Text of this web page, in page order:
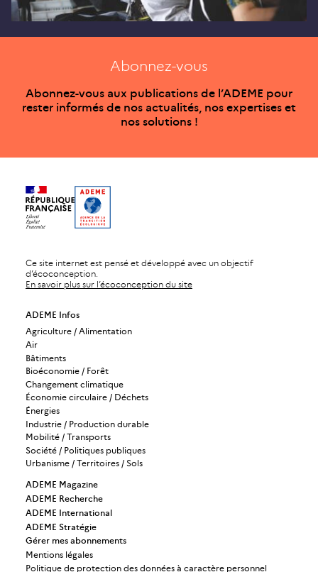
Abonnez-vous
Abonnez-vous aux publications de l’ADEME pour
rester informés de nos actualités, nos expertises et
nos solutions !
Ce site internet est pensé et développé avec un objectif
d’écoconception.
En savoir plus sur l’écoconception du site
ADEME Infos
Agriculture / Alimentation
Air
Bâtiments
Bioéconomie / Forêt
Changement climatique
Économie circulaire / Déchets
Énergies
Industrie / Production durable
Mobilité / Transports
Société / Politiques publiques
Urbanisme / Territoires / Sols
ADEME Magazine
ADEME Recherche
ADEME International
ADEME Stratégie
Gérer mes abonnements
Mentions légales
Politique de protection des données à caractère personnel